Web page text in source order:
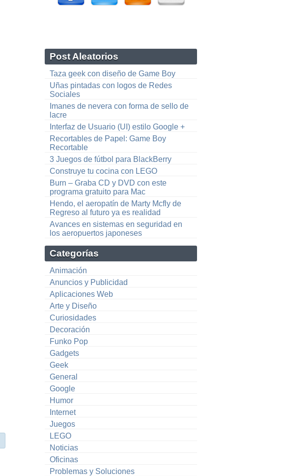
Post Aleatorios
Taza geek con diseño de Game Boy
Uñas pintadas con logos de Redes
Sociales
Imanes de nevera con forma de sello de
lacre
Interfaz de Usuario (UI) estilo Google +
Recortables de Papel: Game Boy
Recortable
3 Juegos de fútbol para BlackBerry
Construye tu cocina con LEGO
Burn – Graba CD y DVD con este
programa gratuito para Mac
Hendo, el aeropatín de Marty Mcfly de
Regreso al futuro ya es realidad
Avances en sistemas en seguridad en
los aeropuertos japoneses
Categorías
Animación
Anuncios y Publicidad
Aplicaciones Web
Arte y Diseño
Curiosidades
Decoración
Funko Pop
Gadgets
Geek
General
Google
Humor
Internet
Juegos
LEGO
Noticias
Oficinas
Problemas y Soluciones